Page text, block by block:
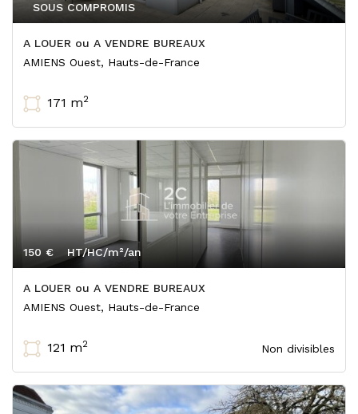
A LOUER ou A VENDRE BUREAUX
SOUS COMPROMIS
AMIENS Ouest, Hauts-de-France
171 m2
A LOUER ou A VENDRE BUREAUX
Non divisibles
150 € HT/HC/m²/an
AMIENS Ouest, Hauts-de-France
121 m2